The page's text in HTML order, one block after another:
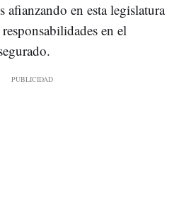
afianzando en esta legislatura
en el